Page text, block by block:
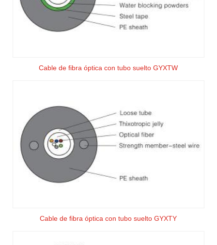
Cable de fibra óptica con tubo suelto GYXTW
Cable de fibra óptica con tubo suelto GYXTY